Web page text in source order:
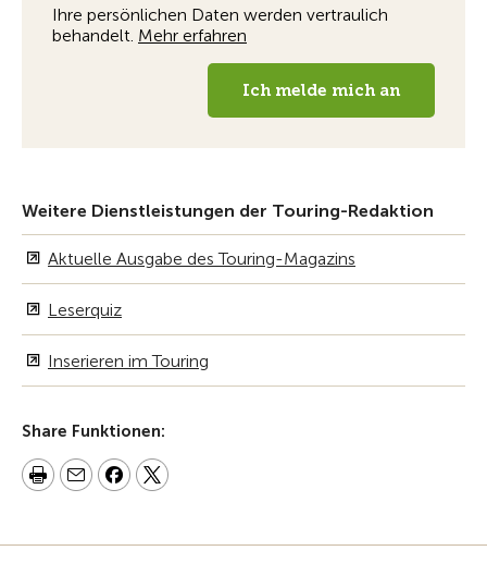
Weitere Dienstleistungen der Touring-Redaktion
Aktuelle Ausgabe des Touring-Magazins
Leserquiz
Inserieren im Touring
Share Funktionen: